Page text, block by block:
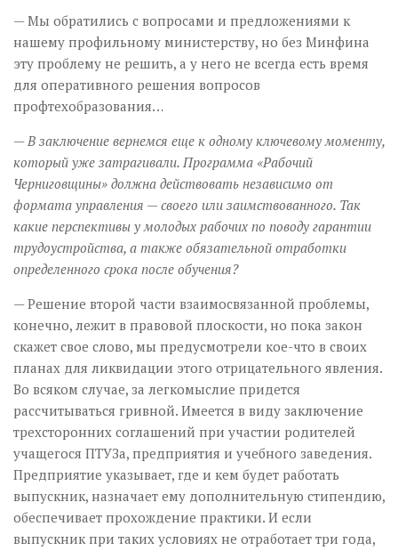
— Мы обратились с вопросами и предложениями к
нашему профильному министерству, но без Минфина
эту проблему не решить, а у него не всегда есть время
для оперативного решения вопросов
профтехобразования…
— В заключение вернемся еще к одному ключевому моменту,
который уже затрагивали. Программа «Рабочий
Черниговщины» должна действовать независимо от
формата управления — своего или заимствованного. Так
какие перспективы у молодых рабочих по поводу гарантии
трудоустройства, а также обязательной отработки
определенного срока после обучения?
— Решение второй части взаимосвязанной проблемы,
конечно, лежит в правовой плоскости, но пока закон
скажет свое слово, мы предусмотрели кое-что в своих
планах для ликвидации этого отрицательного явления.
Во всяком случае, за легкомыслие придется
рассчитываться гривной. Имеется в виду заключение
трехсторонних соглашений при участии родителей
учащегося ПТУЗа, предприятия и учебного заведения.
Предприятие указывает, где и кем будет работать
выпускник, назначает ему дополнительную стипендию,
обеспечивает прохождение практики. И если
выпускник при таких условиях не отработает три года,